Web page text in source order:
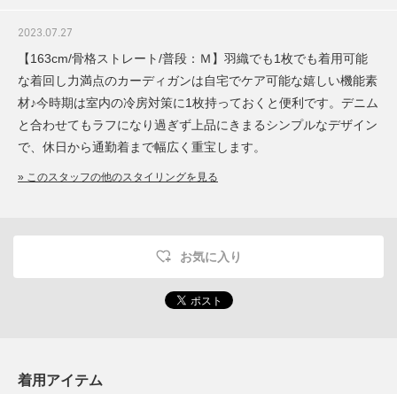
2023.07.27
【163cm/骨格ストレート/普段：Ｍ】羽織でも1枚でも着用可能
な着回し力満点のカーディガンは自宅でケア可能な嬉しい機能素
材♪今時期は室内の冷房対策に1枚持っておくと便利です。デニム
と合わせてもラフになり過ぎず上品にきまるシンプルなデザイン
で、休日から通勤着まで幅広く重宝します。
» このスタッフの他のスタイリングを見る
お気に入り
着用アイテム